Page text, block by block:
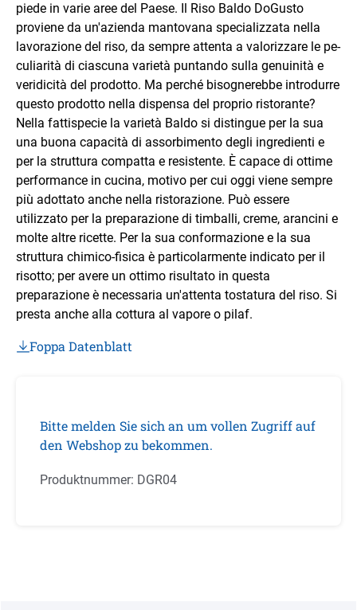
piede in varie aree del Paese. Il Riso Baldo DoGusto
proviene da un'azienda mantovana specializ­zata nella
lavorazione del riso, da sempre attenta a valorizzare le pe­
culiarità di ciascuna varietà puntando sulla genuinità e
veridicità del prodotto. Ma perché bisognerebbe introdurre
questo prodotto nella dispensa del proprio ristorante?
Nella fattispecie la varietà Baldo si distingue per la sua
una buona capacità di assorbimento degli ingredienti e
per la struttura compatta e resistente. È capace di ottime
performance in cucina, motivo per cui oggi viene sempre
più adottato anche nella ristorazione. Può essere
utilizzato per la preparazione di timballi, creme, arancini e
molte altre ricette. Per la sua conformazione e la sua
struttura chimico-fisica è particolarmente indicato per il
risotto; per avere un ottimo risultato in questa
preparazione è necessaria un'attenta tostatura del riso. Si
presta anche alla cottura al vapore o pilaf.
Foppa Datenblatt
Bitte melden Sie sich an um vollen Zugriff auf
den Webshop zu bekommen.
Produktnummer: DGR04